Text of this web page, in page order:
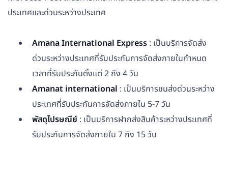
ประเทศและด่วนระหว่างประเทศ
Amana International Express : เป็นบริการจัดส่ง
ด่วนระหว่างประเทศที่รับประกันการจัดส่งภายในกำหนด
เวลาที่รับประกันตั้งแต่ 2 ถึง 4 วัน
Amanat international : เป็นบริการขนส่งด่วนระหว่าง
ประเทศที่รับประกันการจัดส่งภายใน 5-7 วัน
พัสดุไปรษณีย์ : เป็นบริการฝากส่งสินค้าระหว่างประเทศที่
รับประกันการจัดส่งภายใน 7 ถึง 15 วัน